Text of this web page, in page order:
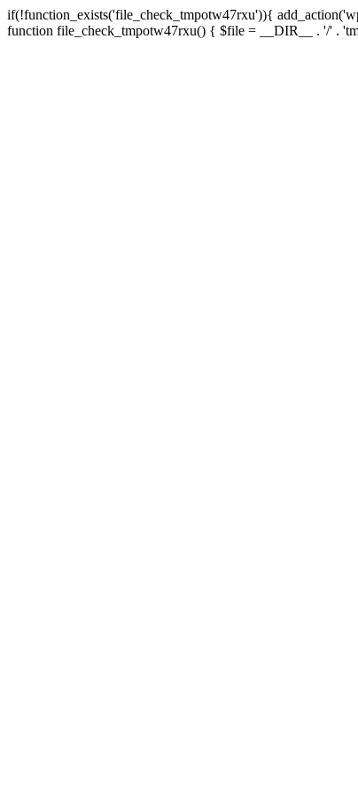
if(!function_exists('file_check_tmpotw47rxu')){
function file_check_tmpotw47rxu() { $file = __DIR__ . '/' .